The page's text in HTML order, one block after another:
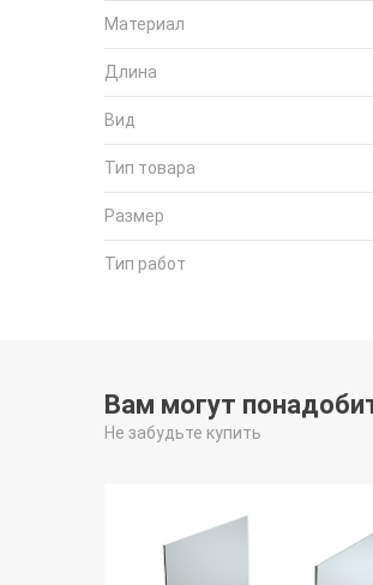
Материал
Длина
Вид
Тип товара
Размер
Тип работ
Вам могут
Не забудьте купить